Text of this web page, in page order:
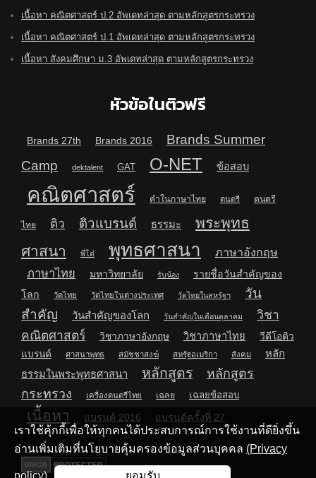
เนื้อหา คณิตศาสตร์ ป.2 อัพเดทล่าสุด ตามหลักสูตรกระทรวง
เนื้อหา คณิตศาสตร์ ป.1 อัพเดทล่าสุด ตามหลักสูตรกระทรวง
เนื้อหา สังคมศึกษา ม.3 อัพเดทล่าสุด ตามหลักสูตรกระทรวง
หัวข้อในติวฟรี
Brands 27th Brands 2016
Brands Summer
Camp
dektalent GAT O-NET ข้อสอบ
คณิตศาสตร์ คำในภาษาไทย ดนตรี ดนตรี
ไทย ติว ติวแบรนด์ ธรรมะ
พระพุทธ
ศาสนา
พี่โต๋ พุทธศาสนา ภาษาอังกฤษ
ภาษาไทย มหาวิทยาลัย รับน้อง
รายชื่อวันสำคัญของ
โลก
วัดไทย วัดไทยในต่างประเทศ วัดไทยในสหรัฐฯ
วัน
สำคัญ
วันสำคัญของโลก วันสำคัญในเดือนตุลาคม
วิชา
คณิตศาสตร์
วิชาภาษาอังกฤษ วิชาภาษาไทย
วีดีโอติว
แบรนด์
ศาสนาพุทธ สมัชชาสงฆ์ สหรัฐอเมริกา สังคม
หลัก
ธรรมในพระพุทธศาสนา
หลักสูตร
หลักสูตร
กระทรวง
เครื่องดนตรีไทย เฉลย เฉลยข้อสอบ
เนื้อหา แบรนด์ 2016 แบรนด์ครั้งที่ 27
เราใช้คุ้กกี้เพื่อให้ทุกคนได้ประสบการณ์การใช้งานที่ดียิ่งขึ้น
อ่านเพิ่มเติมที่นโยบายคุ้มครองข้อมูลส่วนบุคคล (Privacy
policy) ยอมรับ